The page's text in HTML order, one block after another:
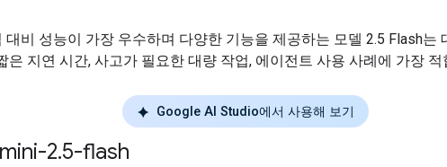
대비 성능이 가장 우수하며 다양한 기능을 제공하는 모델 2.5 Flash는
은 지연 시간, 사고가 필요한 대량 작업, 에이전트 사용 사례에 가장 적
Google AI Studio에서 사용해 보기
2.5-flash